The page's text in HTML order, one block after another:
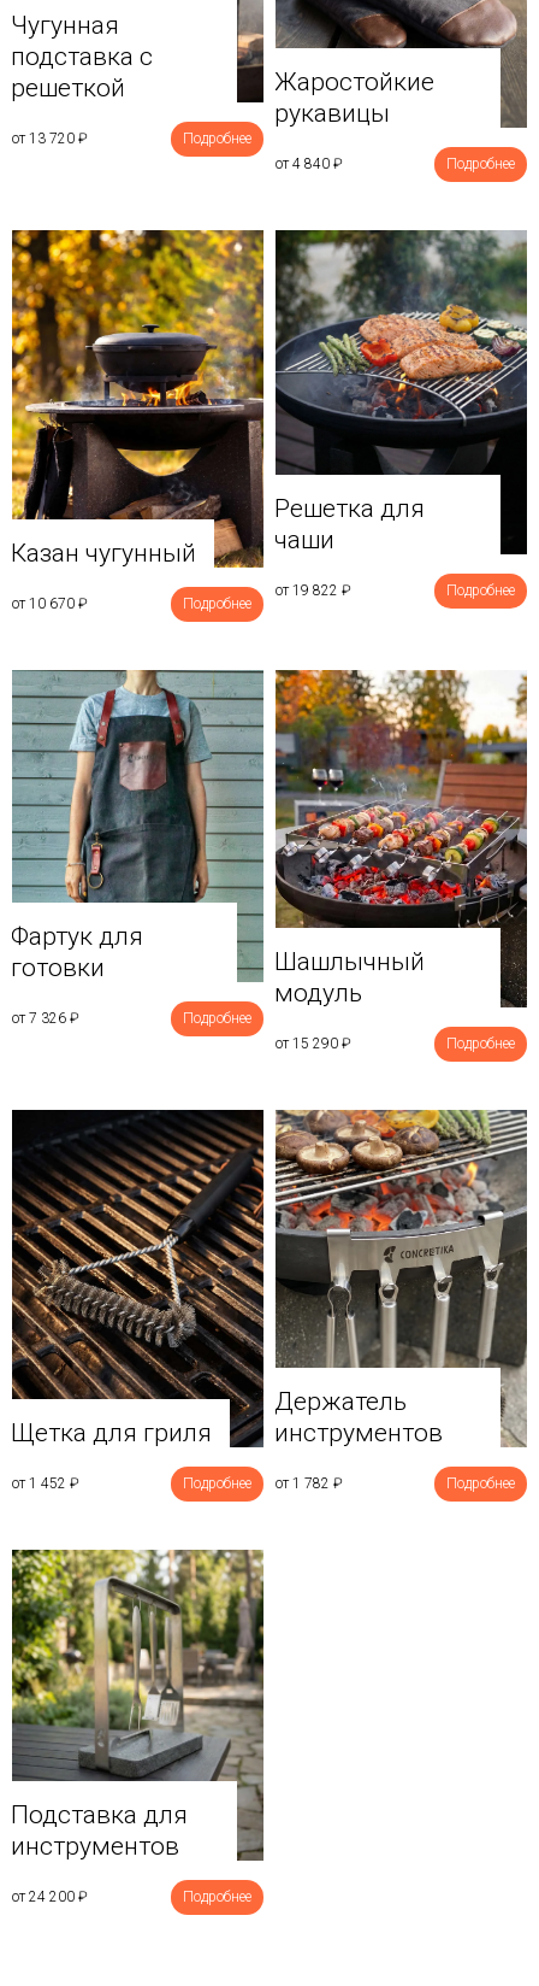
Чугунная
подставка с
решеткой
от 13 720 ₽ Подробнее
Жаростойкие
рукавицы
от 4 840 ₽ Подробнее
Казан чугунный
от 10 670 ₽ Подробнее
Решетка для
чаши
от 19 822 ₽ Подробнее
Фартук для
готовки
от 7 326 ₽ Подробнее
Шашлычный
модуль
от 15 290 ₽ Подробнее
Щетка для гриля
от 1 452 ₽ Подробнее
Держатель
инструментов
от 1 782 ₽ Подробнее
Подставка для
инструментов
от 24 200 ₽ Подробнее